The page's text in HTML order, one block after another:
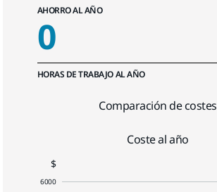
AHORRO AL AÑO
0
HORAS DE TRABAJO AL AÑO
Comparación de costes
Coste al año
$
6000